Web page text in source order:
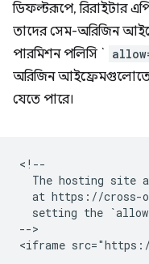
ডিফল্টরূপে, রিরাইটার
তাদের সেম-অরিজিন
পারমিশন পলিসি `
অরিজিন
যেতে পারে।
<!--
The hosting site
at https://cross-
setting the
-->